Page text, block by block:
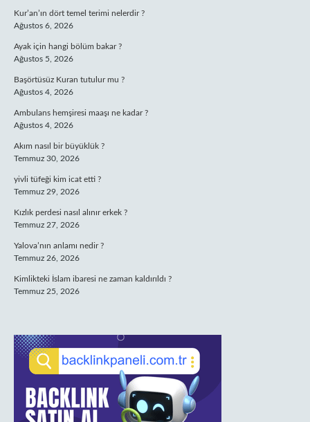
Kur’an’ın dört temel terimi nelerdir ?
Ağustos 6, 2026
Ayak için hangi bölüm bakar ?
Ağustos 5, 2026
Başörtüsüz Kuran tutulur mu ?
Ağustos 4, 2026
Ambulans hemşiresi maaşı ne kadar ?
Ağustos 4, 2026
Akım nasıl bir büyüklük ?
Temmuz 30, 2026
yivli tüfeği kim icat etti ?
Temmuz 29, 2026
Kızlık perdesi nasıl alınır erkek ?
Temmuz 27, 2026
Yalova’nın anlamı nedir ?
Temmuz 26, 2026
Kimlikteki İslam ibaresi ne zaman kaldırıldı ?
Temmuz 25, 2026